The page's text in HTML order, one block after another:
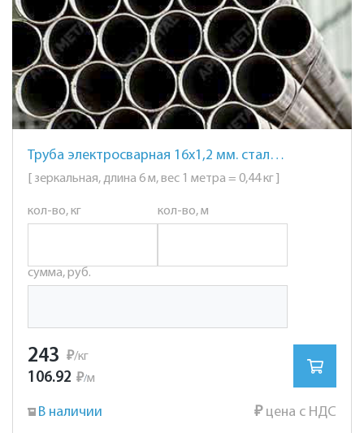
Труба электросварная 16х1,2 мм. сталь AISI 201 (12Х15Г9НД) зеркальная
[ зеркальная, длина 6 м, вес 1 метра = 0,44 кг ]
кол-во, кг кол-во, м
сумма, руб.
243 ₽/кг
106.92 ₽/м
В наличии ₽цена с НДС